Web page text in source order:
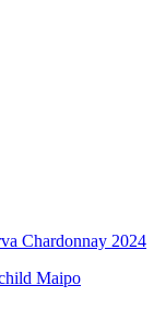
Chardonnay 2024
Maipo